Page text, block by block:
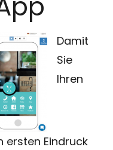
Damit
Sie
Ihren
ersten Eindruck